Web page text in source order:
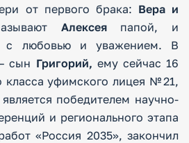
от первого брака: Вера и
Алексея папой, и
с любовью и уважением. В
сын Григорий, ему сейчас 16
класса уфимского лицея №21,
победителем научно-
и регионального этапа
«Россия 2035», закончил